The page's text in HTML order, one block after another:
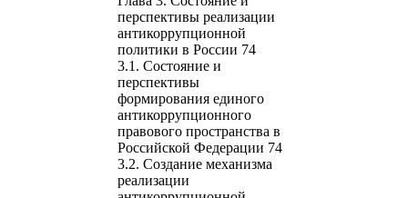
перспективы реализации
антикоррупционной
политики в России 74
3.1. Состояние и
перспективы
формирования единого
антикоррупционного
правового пространства в
Российской Федерации 74
3.2. Создание механизма
реализации